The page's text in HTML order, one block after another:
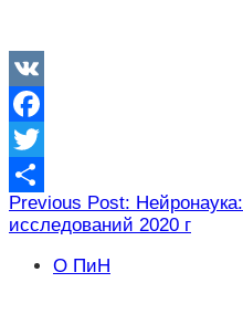
VK
Facebook
Twitter
Отправить
Навигация
по
записям
Previous Post:
исследований 2020 г
О ПиН